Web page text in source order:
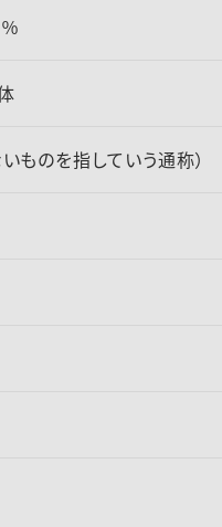
ものを指していう通称）